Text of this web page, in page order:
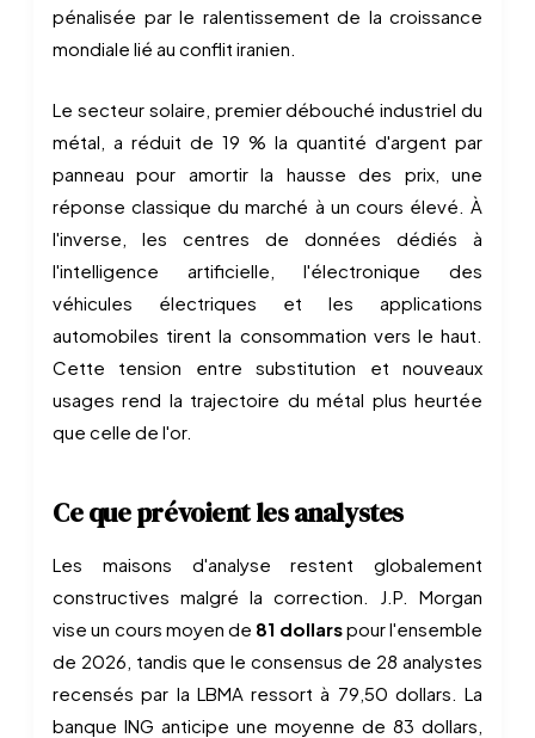
pénalisée par le ralentissement de la croissance
mondiale lié au conflit iranien.
Le secteur solaire, premier débouché industriel du
métal, a réduit de 19 % la quantité d'argent par
panneau pour amortir la hausse des prix, une
réponse classique du marché à un cours élevé. À
l'inverse, les centres de données dédiés à
l'intelligence artificielle, l'électronique des
véhicules électriques et les applications
automobiles tirent la consommation vers le haut.
Cette tension entre substitution et nouveaux
usages rend la trajectoire du métal plus heurtée
que celle de l'or.
Ce que prévoient les analystes
Les maisons d'analyse restent globalement
constructives malgré la correction. J.P. Morgan
vise un cours moyen de 81 dollarspour l'ensemble
de 2026, tandis que le consensus de 28 analystes
recensés par la LBMA ressort à 79,50 dollars. La
banque ING anticipe une moyenne de 83 dollars,